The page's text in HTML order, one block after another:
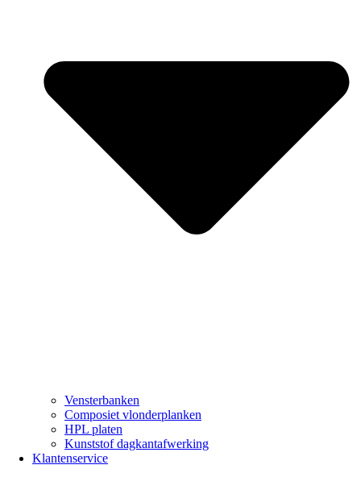
Vensterbanken
Composiet vlonderplanken
HPL platen
Kunststof dagkantafwerking
Klantenservice